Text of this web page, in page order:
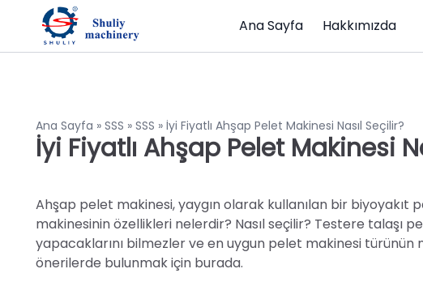
Ana Sayfa Hakkımızda
Ana Sayfa » SSS » SSS » İyi Fiyatlı Ahşap Pelet Makinesi Nasıl Seçilir?
İyi Fiyatlı Ahşap Pelet Makinesi
Ahşap pelet makinesi, yaygın olarak kullanılan bir
makinesinin özellikleri nelerdir? Nasıl seçilir? Testere talaşı
yapacaklarını bilmezler ve en uygun pelet makinesi türünün
önerilerde bulunmak için burada.